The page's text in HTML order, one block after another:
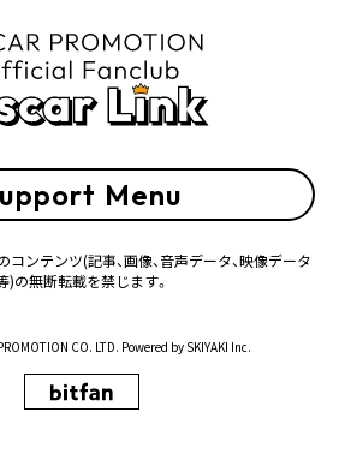
Menu
コンテンツ(記事、画像、音声データ、映像データ
)の無断転載を禁じます。
CO. LTD. Powered by SKIYAKI Inc.